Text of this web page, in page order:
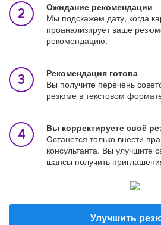
Ожидание рекомендации
Мы подскажем дату, когда
проанализирует ваше
рекомендацию.
Рекомендация готова
Вы получите перечень
резюме в текстовом
Вы корректируете своё
Останется только внести
консультанта. Вы улучшите
шансы получить
Улучшить